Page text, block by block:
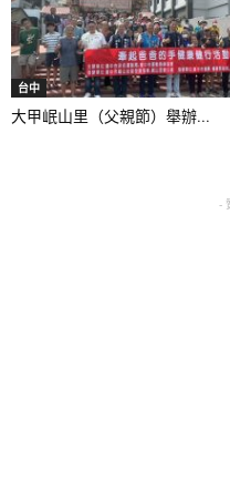
台中
大甲岷山里（父親節）舉辦...
-